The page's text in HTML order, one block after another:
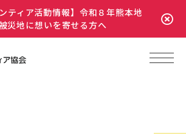
ティア活動情報】令和８年熊本地
災地に想いを寄せる方へ